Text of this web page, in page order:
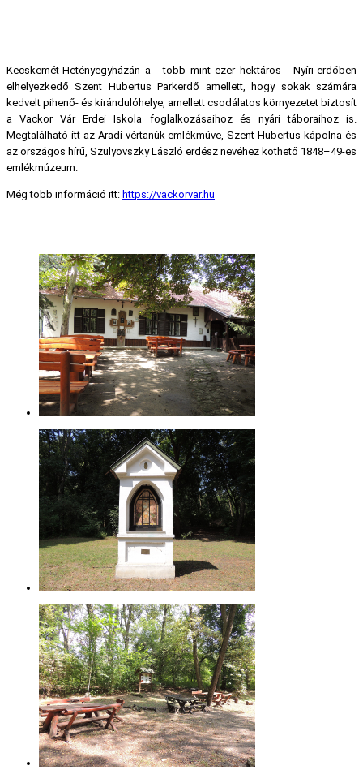
Kecskemét-Hetényegyházán a - több mint ezer hektáros - Nyíri-erdőben
elhelyezkedő Szent Hubertus Parkerdő amellett, hogy sokak számára
kedvelt pihenő- és kirándulóhelye, amellett csodálatos környezetet biztosít
a Vackor Vár Erdei Iskola foglalkozásaihoz és nyári táboraihoz is.
Megtalálható itt az Aradi vértanúk emlékműve, Szent Hubertus kápolna és
az országos hírű, Szulyovszky László erdész nevéhez köthető 1848–49-es
emlékmúzeum.
Még több információ itt: https://vackorvar.hu